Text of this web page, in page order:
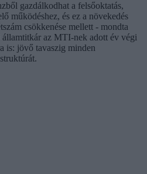
gazdálkodhat a felsőoktatás,
működéshez, és ez a növekedés
csökkenése mellett - mondta
az MTI-nek adott év végi
is: jövő tavaszig minden